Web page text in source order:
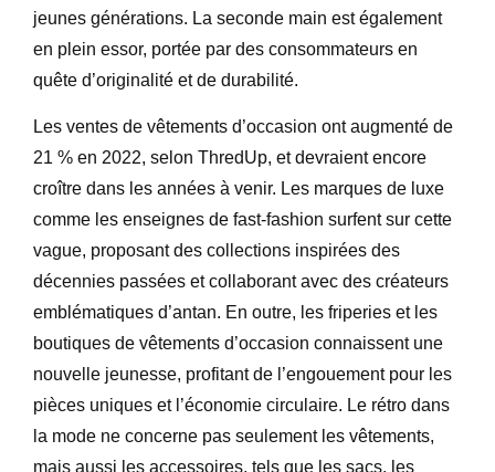
jeunes générations. La seconde main est également
en plein essor, portée par des consommateurs en
quête d’originalité et de durabilité.
Les ventes de vêtements d’occasion ont augmenté de
21 % en 2022, selon ThredUp, et devraient encore
croître dans les années à venir. Les marques de luxe
comme les enseignes de fast-fashion surfent sur cette
vague, proposant des collections inspirées des
décennies passées et collaborant avec des créateurs
emblématiques d’antan. En outre, les friperies et les
boutiques de vêtements d’occasion connaissent une
nouvelle jeunesse, profitant de l’engouement pour les
pièces uniques et l’économie circulaire. Le rétro dans
la mode ne concerne pas seulement les vêtements,
mais aussi les accessoires, tels que les sacs, les